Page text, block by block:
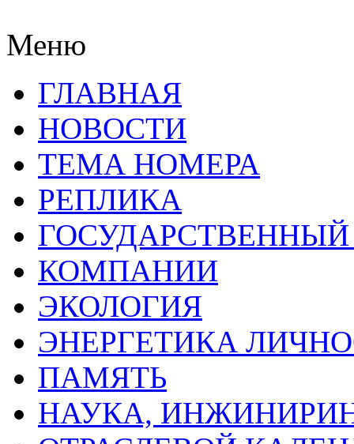
Меню
ГЛАВНАЯ
НОВОСТИ
ТЕМА НОМЕРА
РЕПЛИКА
КОМПАНИИ
ЭКОЛОГИЯ
ЭНЕРГЕТИКА
ПАМЯТЬ
НАУКА,